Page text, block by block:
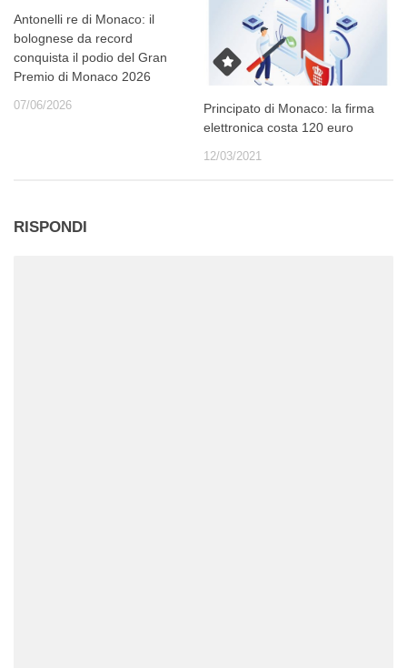
Antonelli re di Monaco: il
bolognese da record
conquista il podio del Gran
Premio di Monaco 2026
07/06/2026
Principato di Monaco: la firma
elettronica costa 120 euro
12/03/2021
RISPONDI